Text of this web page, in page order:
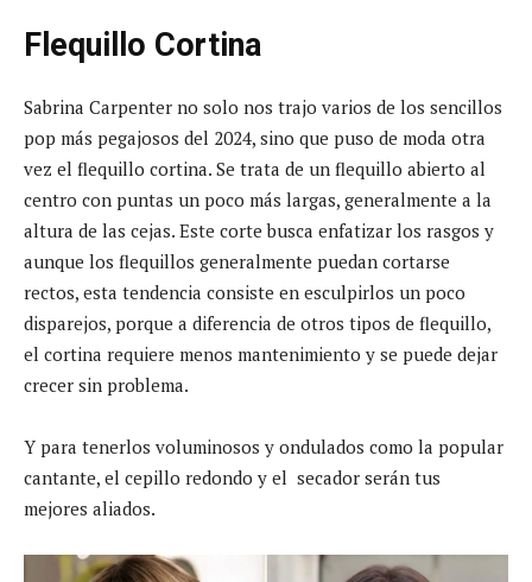
Flequillo Cortina
Sabrina Carpenter no solo nos trajo varios de los sencillos
pop más pegajosos del 2024, sino que puso de moda otra
vez el flequillo cortina. Se trata de un flequillo abierto al
centro con puntas un poco más largas, generalmente a la
altura de las cejas. Este corte busca enfatizar los rasgos y
aunque los flequillos generalmente puedan cortarse
rectos, esta tendencia consiste en esculpirlos un poco
disparejos, porque a diferencia de otros tipos de flequillo,
el cortina requiere menos mantenimiento y se puede dejar
crecer sin problema.
Y para tenerlos voluminosos y ondulados como la popular
cantante, el cepillo redondo y el secador serán tus
mejores aliados.